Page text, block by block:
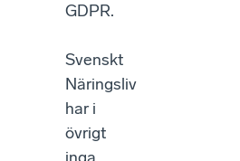
GDPR.
Svenskt
Näringsliv
har i
övrigt